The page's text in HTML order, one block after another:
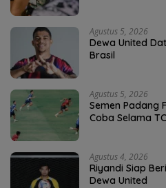
Agustus 5, 2026
Dewa United
Brasil
Agustus 5, 2026
Semen Padang
Coba Selama
Agustus 4, 2026
Riyandi Siap
Dewa United